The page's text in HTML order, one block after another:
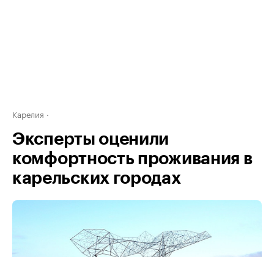
Карелия
Эксперты оценили
комфортность проживания в
карельских городах